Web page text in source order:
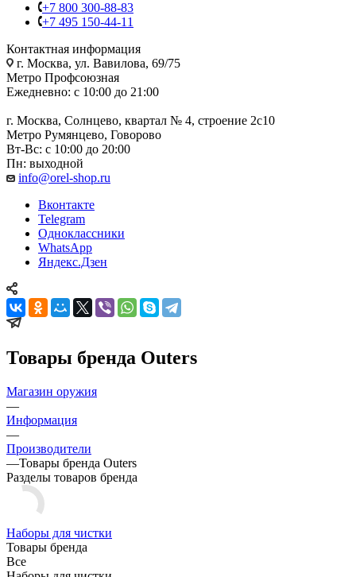
+7 800 300-88-83
+7 495 150-44-11
Контактная информация
г. Москва, ул. Вавилова, 69/75
Метро Профсоюзная
Ежедневно: с 10:00 до 21:00
г. Москва, Солнцево, квартал № 4, строение 2с10
Метро Румянцево, Говорово
Вт-Вс: с 10:00 до 20:00
Пн: выходной
info@orel-shop.ru
Вконтакте
Telegram
Одноклассники
WhatsApp
Яндекс.Дзен
Товары бренда Outers
Магазин оружия
—
Информация
—
Производители
—Товары бренда Outers
Разделы товаров бренда
Наборы для чистки
Товары бренда
Все